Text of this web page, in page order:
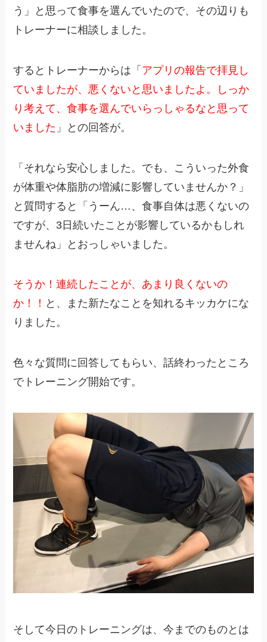
う」と思って食事を選んでいたので、その辺りも
トレーナーに相談しました。
するとトレーナーからは「 アプリの報告で拝見し
ていましたが、悪くないと思いましたよ。しっか
り考えて、食事を選んでいらっしゃるなと思って
いました 」との回答が。
「それなら安心しました。でも、こういった外食
が体重や体脂肪の増減に影響していませんか？」
と質問すると「うーん…、食事自体は悪くないの
ですが、3日続いたことが影響しているかもしれ
ませんね」とおっしゃいました。
そうか！連続したことが、あまり良くないの
か！！ と、また新たなことを知れるキッカケにな
りました。
色々な質問に回答してもらい、話終わったところ
でトレーニング開始です。
そして今日のトレーニングは、今までのものとは